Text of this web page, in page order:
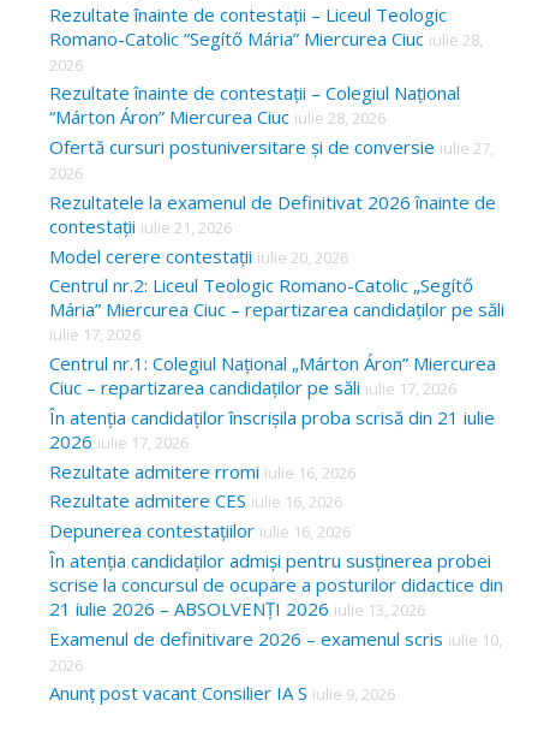
Rezultate înainte de contestații – Liceul Teologic
Romano-Catolic “Segítő Mária” Miercurea Ciuc iulie 28,
2026
Rezultate înainte de contestații – Colegiul Național
“Márton Áron” Miercurea Ciuc iulie 28, 2026
Ofertă cursuri postuniversitare și de conversie iulie 27,
2026
Rezultatele la examenul de Definitivat 2026 înainte de
contestații iulie 21, 2026
Model cerere contestații iulie 20, 2026
Centrul nr.2: Liceul Teologic Romano-Catolic „Segítő
Mária” Miercurea Ciuc – repartizarea candidaților pe săli
iulie 17, 2026
Centrul nr.1: Colegiul Național „Márton Áron” Miercurea
Ciuc – repartizarea candidaților pe săli iulie 17, 2026
În atenția candidaților înscrișila proba scrisă din 21 iulie
2026 iulie 17, 2026
Rezultate admitere rromi iulie 16, 2026
Rezultate admitere CES iulie 16, 2026
Depunerea contestațiilor iulie 16, 2026
În atenția candidaților admiși pentru susținerea probei
scrise la concursul de ocupare a posturilor didactice din
21 iulie 2026 – ABSOLVENȚI 2026 iulie 13, 2026
Examenul de definitivare 2026 – examenul scris iulie 10,
2026
Anunț post vacant Consilier IA S iulie 9, 2026